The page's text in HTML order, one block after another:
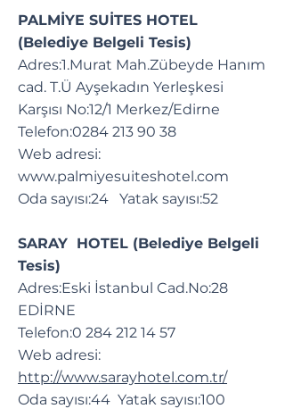
PALMİYE SUİTES HOTEL
(Belediye Belgeli Tesis)
Adres:1.Murat Mah.Zübeyde Hanım
cad. T.Ü Ayşekadın Yerleşkesi
Karşısı No:12/1 Merkez/Edirne
Telefon:0284 213 90 38
Web adresi:
www.palmiyesuiteshotel.com
Oda sayısı:24 Yatak sayısı:52
SARAY HOTEL (Belediye Belgeli
Tesis)
Adres:Eski İstanbul Cad.No:28
EDİRNE
Telefon:0 284 212 14 57
Web adresi:
http://www.sarayhotel.com.tr/
Oda sayısı:44 Yatak sayısı:100